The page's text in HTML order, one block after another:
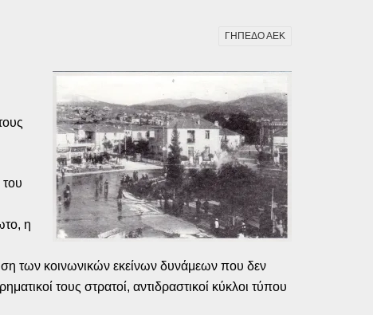
ΓΗΠΕΔΟ ΑΕΚ
η
των κοινωνικών εκείνων δυνάμεων που δεν
τους στρατοί, αντιδραστικοί κύκλοι τύπου